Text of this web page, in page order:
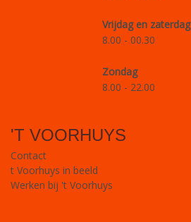
Vrijdag en zaterdag
8.00 - 00.30
Zondag
8.00 - 22.00
'T VOORHUYS
Contact
t Voorhuys in beeld
Werken bij 't Voorhuys